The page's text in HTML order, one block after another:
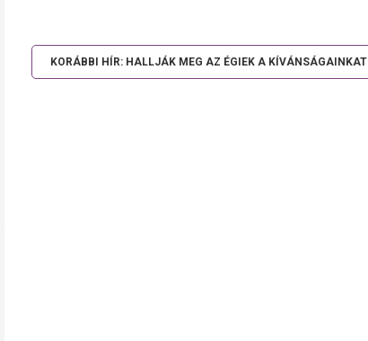
KORÁBBI HÍR: HALLJÁK MEG AZ ÉGIEK A KÍVÁNSÁGAINKAT